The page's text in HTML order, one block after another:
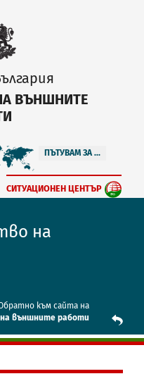
ВЪНШНИТЕ
ПЪТУВАМ ЗА ...
СИТУАЦИОНЕН ЦЕНТЪР
на
към сайта на
външните работи